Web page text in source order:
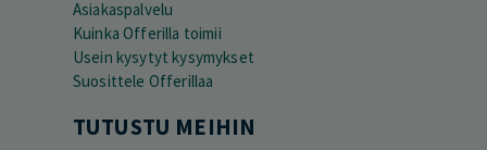
Asiakaspalvelu
Kuinka Offerilla toimii
Usein kysytyt kysymykset
Suosittele Offerillaa
TUTUSTU MEIHIN